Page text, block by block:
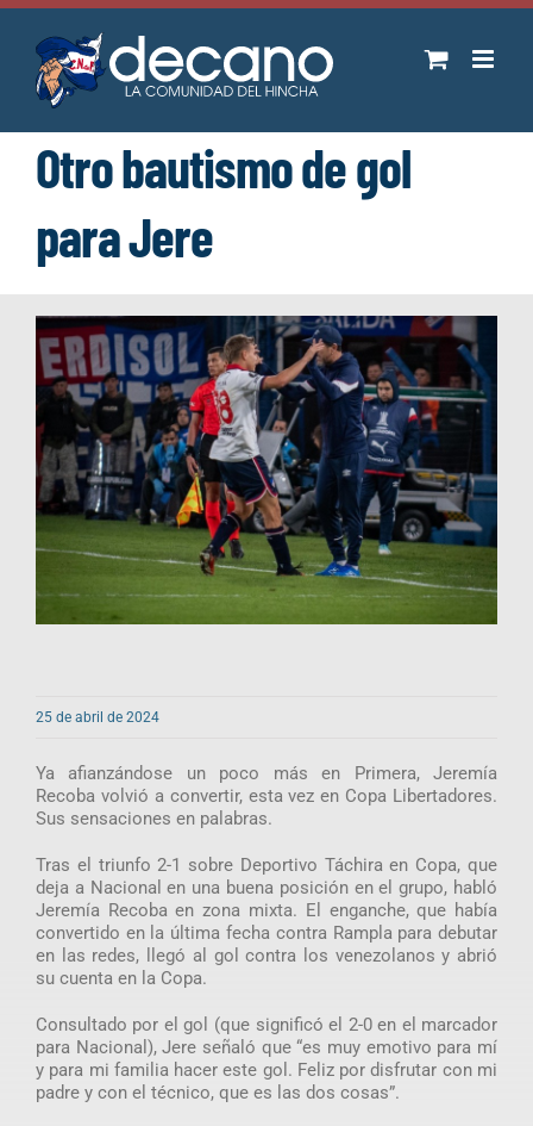
Saltar
contenido
Otro bautismo de gol
para Jere
25 de abril de 2024
Ya afianzándose un poco más en Primera, Jeremía
Recoba volvió a convertir, esta vez en Copa Libertadores.
Sus sensaciones en palabras.
Tras el triunfo 2-1 sobre Deportivo Táchira en Copa, que
deja a Nacional en una buena posición en el grupo, habló
Jeremía Recoba en zona mixta. El enganche, que había
convertido en la última fecha contra Rampla para debutar
en las redes, llegó al gol contra los venezolanos y abrió
su cuenta en la Copa.
Consultado por el gol (que significó el 2-0 en el marcador
para Nacional), Jere señaló que “es muy emotivo para mí
y para mi familia hacer este gol. Feliz por disfrutar con mi
padre y con el técnico, que es las dos cosas”.